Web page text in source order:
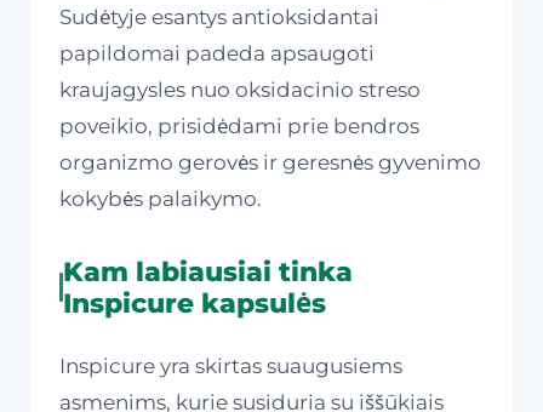
Sudėtyje esantys antioksidantai
papildomai padeda apsaugoti
kraujagysles nuo oksidacinio streso
poveikio, prisidėdami prie bendros
organizmo gerovės ir geresnės gyvenimo
kokybės palaikymo.
Kam labiausiai tinka
Inspicure kapsulės
Inspicure yra skirtas suaugusiems
asmenims, kurie susiduria su iššūkiais